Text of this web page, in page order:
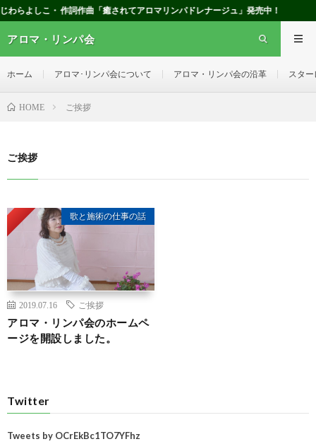
・ 作詞作曲「癒されてアロマリンパドレナージュ」発売中！
アロマ・リンパ会
ホーム アロマ･リンパ会について アロマ・リンパ会の沿革 スタ
HOME ご挨拶
ご挨拶
歌と施術の仕事の話
2019.07.16 ご挨拶
アロマ・リンパ会のホームペ
ージを開設しました。
Twitter
Tweets by OCrEkBc1TO7YFhz